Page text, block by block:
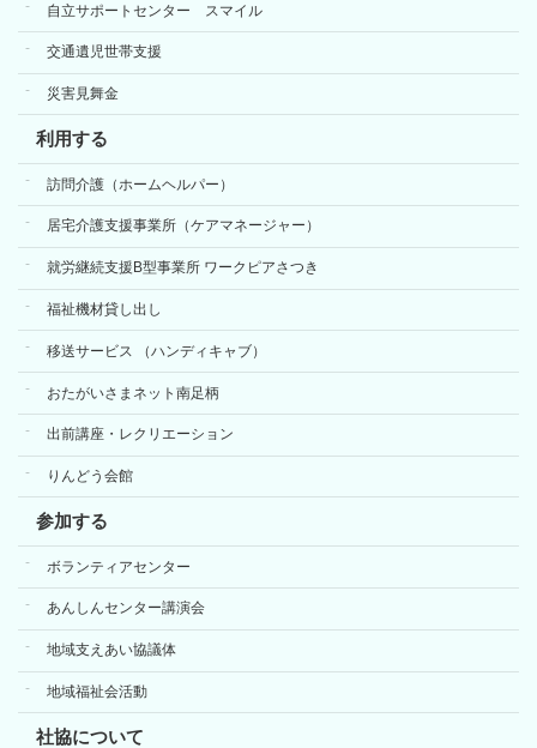
自立サポートセンター スマイル
交通遺児世帯支援
災害見舞金
利用する
訪問介護（ホームヘルパー）
居宅介護支援事業所（ケアマネージャー）
就労継続支援B型事業所 ワークピアさつき
福祉機材貸し出し
移送サービス （ハンディキャブ）
おたがいさまネット南足柄
出前講座・レクリエーション
りんどう会館
参加する
ボランティアセンター
あんしんセンター講演会
地域支えあい協議体
地域福祉会活動
社協について